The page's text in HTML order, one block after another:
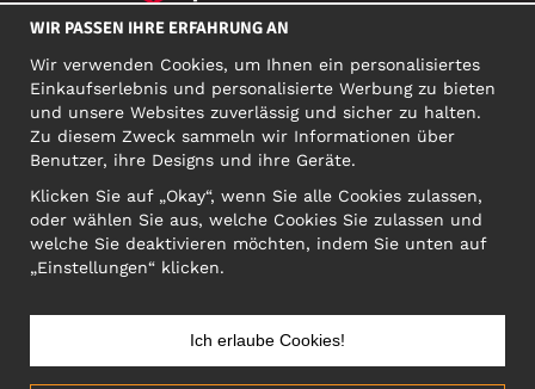
FIRMA
Narva mnt 5, EE-10117 Tallinn
Org: 12356245, VAT: EE101578318
ACHTUNG! Produktrücksendungen nicht an diese Adresse
WIR PASSEN IHRE ERFAHRUNG AN
Wir verwenden Cookies, um Ihnen ein personalisiertes
Einkaufserlebnis und personalisierte Werbung zu bieten
und unsere Websites zuverlässig und sicher zu halten.
Zu diesem Zweck sammeln wir Informationen über
Benutzer, ihre Designs und ihre Geräte.
Klicken Sie auf „Okay“, wenn Sie alle Cookies zulassen,
oder wählen Sie aus, welche Cookies Sie zulassen und
welche Sie deaktivieren möchten, indem Sie unten auf
„Einstellungen“ klicken.
Ich erlaube Cookies!